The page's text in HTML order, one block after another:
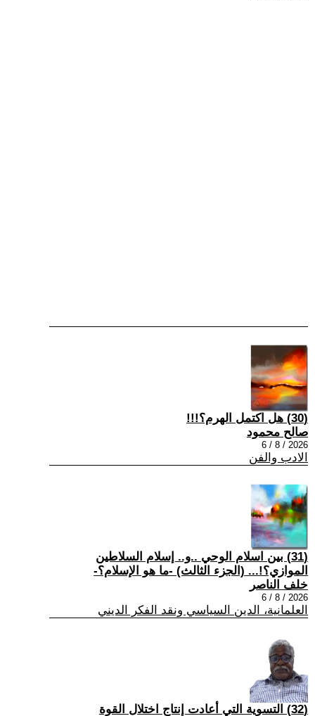
(30) هل اكتمل الهرم؟!!!
صالح محمود
2026 / 8 / 6
الادب والفن
(31) بين اسلام الوحي ..و.. إسلام السلاطين
الموازي؟!... (الجزء الثالث) -ما هو الإسلام؟-
خلف الناصر
2026 / 8 / 6
العلمانية، الدين السياسي ونقد الفكر الديني
(32) التسوية التي أعادت إنتاج اختلال القوة